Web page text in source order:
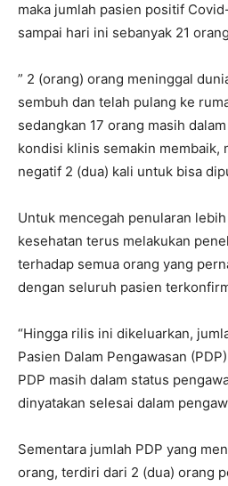
maka jumlah pasien positif
sampai hari ini sebanyak 21
” 2 (orang) orang meninggal
sembuh dan telah pulang ke
sedangkan 17 orang masih
kondisi klinis semakin membaik,
negatif 2 (dua) kali untuk bisa
Untuk mencegah penularan
kesehatan terus melakukan
terhadap semua orang yang
dengan seluruh pasien
“Hingga rilis ini dikeluarkan,
Pasien Dalam Pengawasan
PDP masih dalam status
dinyatakan selesai dalam
Sementara jumlah PDP yang
orang, terdiri dari 2 (dua) orang